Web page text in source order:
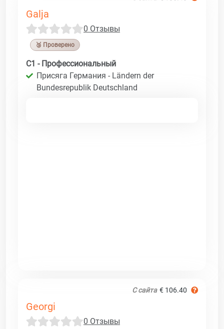
Galja
0 Отзывы
🥉 Проверено
C1 - Профессиональный
Присяга Германия - Ländern der
Bundesrepublik Deutschland
С сайта € 106.40
Georgi
0 Отзывы